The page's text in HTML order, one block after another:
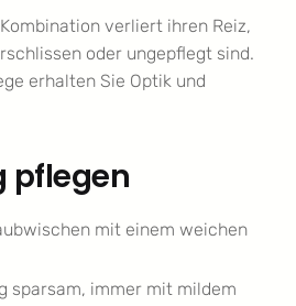
verliert ihren Reiz,
oder ungepflegt sind.
erhalten Sie Optik und
pflegen
mit einem weichen
sparsam, immer mit mildem